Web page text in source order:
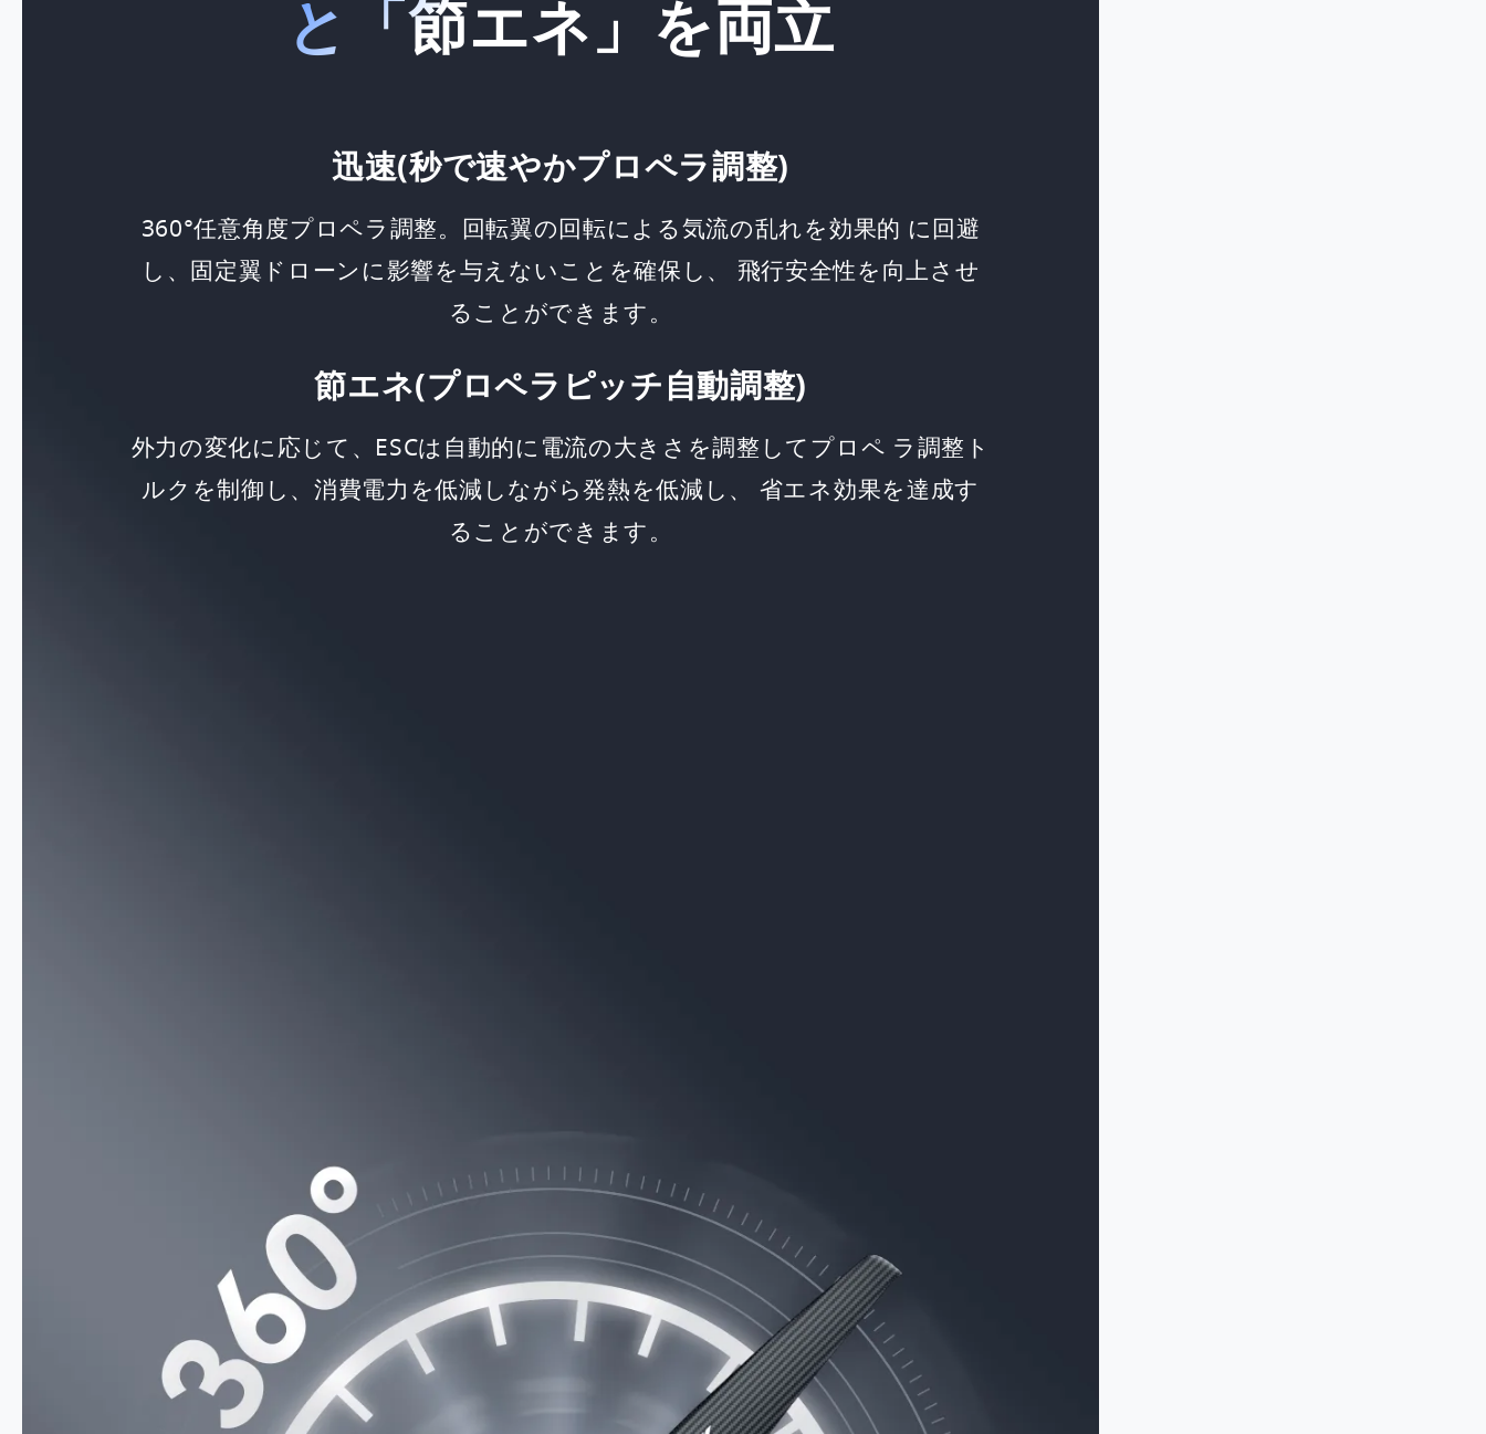
と「節エネ」を両立
迅速(秒で速やかプロペラ調整)
360°任意角度プロペラ調整。回転翼の回転による気流の乱れを効果的 に回避
し、固定翼ドローンに影響を与えないことを確保し、 飛行安全性を向上させ
ることができます。
節エネ(プロペラピッチ自動調整)
外力の変化に応じて、ESCは自動的に電流の大きさを調整してプロペ ラ調整ト
ルクを制御し、消費電力を低減しながら発熱を低減し、 省エネ効果を達成す
ることができます。